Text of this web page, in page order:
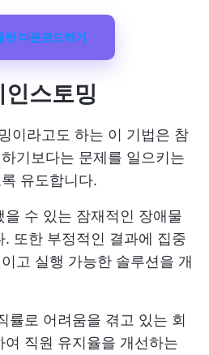
릿 다운로드하기
스토밍
이라고도 하는 이 기법은 참
기보다는 문제를 일으키는
유도합니다.
수 있는 잠재적인 장애물
또한 부정적인 결과에 집중
고 실행 가능한 솔루션을 개
률로 어려움을 겪고 있는 회
직원 유지율을 개선하는